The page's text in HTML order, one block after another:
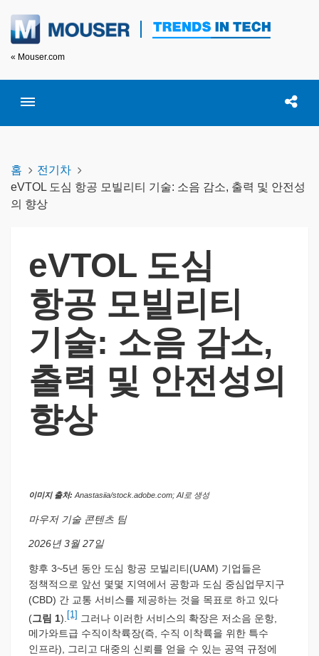
« Mouser.com
Toggle menubar Open 이
홈
전기차
eVTOL 도심 항공 모빌리티 기술: 소음 감소, 출력 및 안전성
의 향상
eVTOL 도심
항공 모빌리티
기술: 소음 감소,
출력 및 안전성의
향상
이미지 출처: Anastasiia/stock.adobe.com; AI로 생성
마우저 기술 콘텐츠 팀
2026년 3월 27일
향후 3~5년 동안 도심 항공 모빌리티(UAM) 기업들은
정책적으로 앞선 몇몇 지역에서 공항과 도심 중심업무지구
(CBD) 간 교통 서비스를 제공하는 것을 목표로 하고 있다
(그림 1). [1] 그러나 이러한 서비스의 확장은 저소음 운항,
메가와트급 수직이착륙장(즉, 수직 이착륙을 위한 특수
인프라), 그리고 대중의 신뢰를 얻을 수 있는 공역 규정에